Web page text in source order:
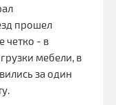
прошел
четко - в
мебели, в
за один